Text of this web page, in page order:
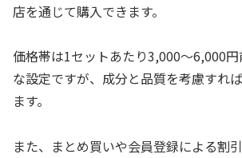
店を通じて購入できます。
価格帯は1セットあたり3,000〜6,000
な設定ですが、成分と品質を考慮すれ
ます。
また、まとめ買いや会員登録による割